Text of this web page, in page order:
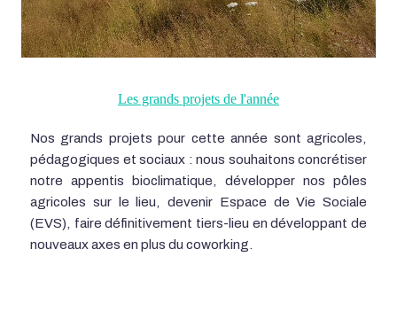
Les grands projets de l'année
Nos grands projets pour cette année sont agricoles,
pédagogiques et sociaux : nous souhaitons concrétiser
notre appentis bioclimatique, développer nos pôles
agricoles sur le lieu, devenir Espace de Vie Sociale
(EVS), faire définitivement tiers-lieu en développant de
nouveaux axes en plus du coworking.